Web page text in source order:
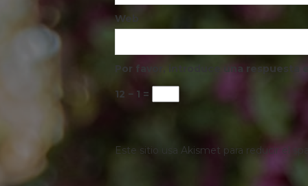
Web
Por favor, introduce una respuesta
12 − 1 =
Este sitio usa Akismet para reducir el